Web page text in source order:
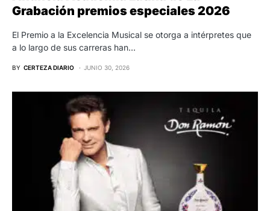
Grabación premios especiales 2026
El Premio a la Excelencia Musical se otorga a intérpretes que
a lo largo de sus carreras han…
BY CERTEZA DIARIO JUNIO 30, 2026